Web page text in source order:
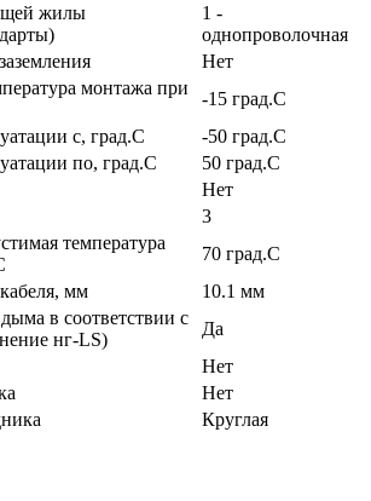
жилы
1 -
однопроволочная
Нет
монтажа при
-15 град.C
с, град.C
-50 град.C
по, град.C
50 град.C
Нет
3
температура
70 град.C
мм
10.1 мм
в соответствии с
нг-LS)
Да
Нет
Нет
Круглая